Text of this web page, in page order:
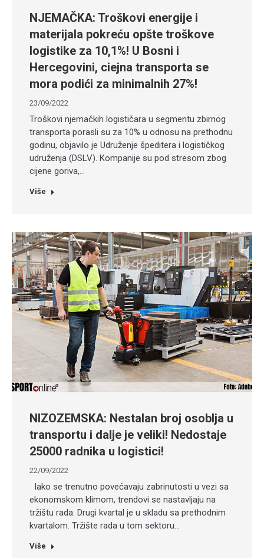
NJEMAČKA: Troškovi energije i
materijala pokreću opšte troškove
logistike za 10,1%! U Bosni i
Hercegovini, ciejna transporta se
mora podići za minimalnih 27%!
23/09/2022
Troškovi njemačkih logističara u segmentu zbirnog
transporta porasli su za 10% u odnosu na prethodnu
godinu, objavilo je Udruženje špeditera i logističkog
udruženja (DSLV). Kompanije su pod stresom zbog
cijene goriva,…
Više
NIZOZEMSKA: Nestalan broj osoblja u
transportu i dalje je veliki! Nedostaje
25000 radnika u logistici!
22/09/2022
Iako se trenutno povećavaju zabrinutosti u vezi sa
ekonomskom klimom, trendovi se nastavljaju na
tržištu rada. Drugi kvartal je u skladu sa prethodnim
kvartalom. Tržište rada u tom sektoru…
Više